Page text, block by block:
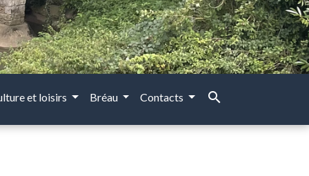
et loisirs Bréau Contacts search